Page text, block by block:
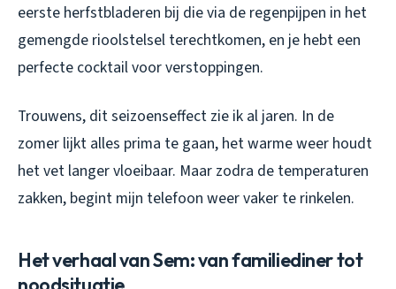
eerste herfstbladeren bij die via de regenpijpen in het
gemengde rioolstelsel terechtkomen, en je hebt een
perfecte cocktail voor verstoppingen.
Trouwens, dit seizoenseffect zie ik al jaren. In de
zomer lijkt alles prima te gaan, het warme weer houdt
het vet langer vloeibaar. Maar zodra de temperaturen
zakken, begint mijn telefoon weer vaker te rinkelen.
Het verhaal van Sem: van familiediner tot